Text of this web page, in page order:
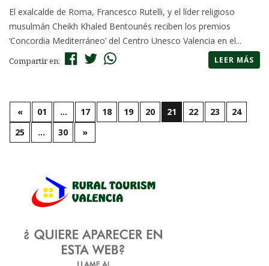
El exalcalde de Roma, Francesco Rutelli, y el líder religioso
musulmán Cheikh Khaled Bentounés reciben los premios
‘Concordia Mediterráneo’ del Centro Unesco Valencia en el...
Compartir en: LEER MÁS
« 01 … 17 18 19 20 21 22 23
24
25
… 30 »